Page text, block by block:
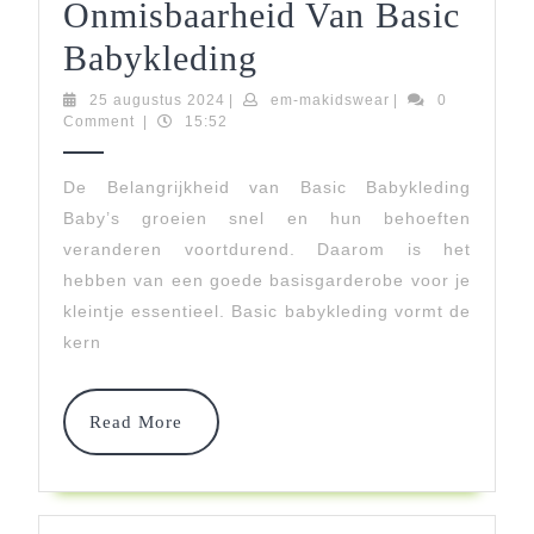
Onmisbaarheid Van Basic
Babykleding
Basics:
Onmisbaarheid
Van
Basic
Babykleding
25 augustus 2024 25
augustus
em-makidswearem-
0
Comment
15:52
De Belangrijkheid van Basic Babykleding
Baby’s groeien snel en hun behoeften
veranderen voortdurend. Daarom is het
hebben van een goede basisgarderobe voor je
kleintje essentieel. Basic babykleding vormt de
kern
Read More
Read
More